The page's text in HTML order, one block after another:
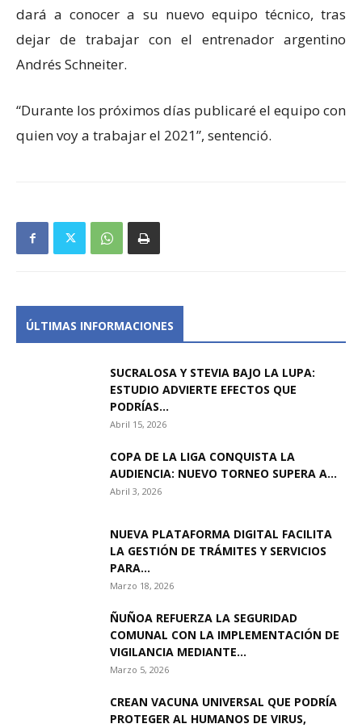
dará a conocer a su nuevo equipo técnico, tras
dejar de trabajar con el entrenador argentino
Andrés Schneiter.
“Durante los próximos días publicaré el equipo con
quien voy a trabajar el 2021”, sentenció.
ÚLTIMAS INFORMACIONES
SUCRALOSA Y STEVIA BAJO LA LUPA:
ESTUDIO ADVIERTE EFECTOS QUE
PODRÍAS...
Abril 15, 2026
COPA DE LA LIGA CONQUISTA LA
AUDIENCIA: NUEVO TORNEO SUPERA A...
Abril 3, 2026
NUEVA PLATAFORMA DIGITAL FACILITA
LA GESTIÓN DE TRÁMITES Y SERVICIOS
PARA...
Marzo 18, 2026
ÑUÑOA REFUERZA LA SEGURIDAD
COMUNAL CON LA IMPLEMENTACIÓN DE
VIGILANCIA MEDIANTE...
Marzo 5, 2026
CREAN VACUNA UNIVERSAL QUE PODRÍA
PROTEGER AL HUMANOS DE VIRUS,